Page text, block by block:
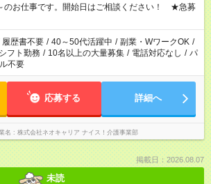
以上の勤務が必要です
のお仕事です。開始日はご相談ください！ ★急募
履歴書不要 / 40～50代活躍中 / 副業・WワークOK /
シフト勤務 / 10名以上の大量募集 / 電話対応なし / パ
不要
応募する 詳細へ
名 株式会社ネオキャリア ナイス！介護事業部
掲載日：2026.08.07
未読